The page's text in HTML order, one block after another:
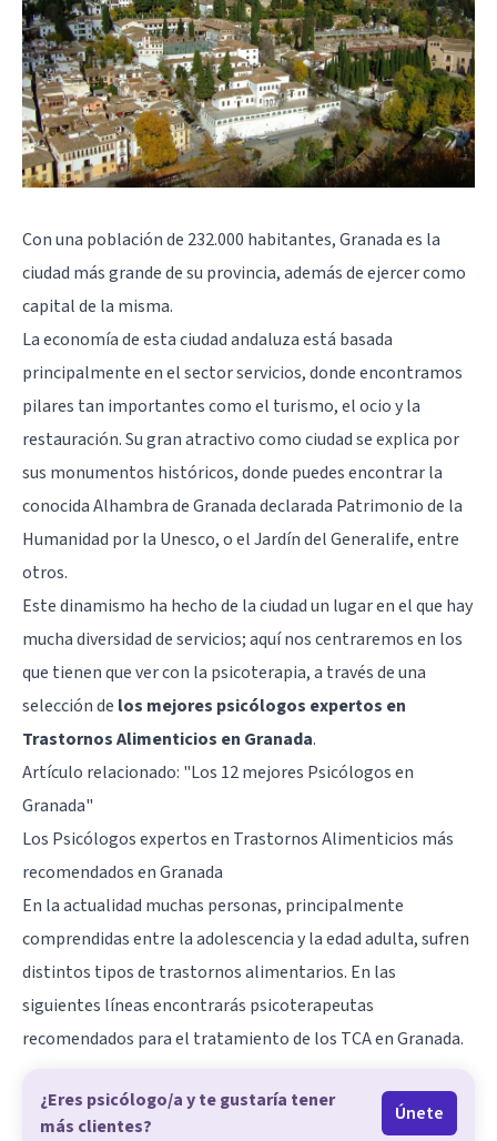
Con una población de 232.000 habitantes, Granada es la
ciudad más grande de su provincia, además de ejercer como
capital de la misma.
La economía de esta ciudad andaluza está basada
principalmente en el sector servicios, donde encontramos
pilares tan importantes como el turismo, el ocio y la
restauración. Su gran atractivo como ciudad se explica por
sus monumentos históricos, donde puedes encontrar la
conocida Alhambra de Granada declarada Patrimonio de la
Humanidad por la Unesco, o el Jardín del Generalife, entre
otros.
Este dinamismo ha hecho de la ciudad un lugar en el que hay
mucha diversidad de servicios; aquí nos centraremos en los
que tienen que ver con la psicoterapia, a través de una
selección de los mejores psicólogos expertos en
Trastornos Alimenticios en Granada.
Artículo relacionado: "Los 12 mejores Psicólogos en
Granada"
Los Psicólogos expertos en Trastornos Alimenticios más
recomendados en Granada
En la actualidad muchas personas, principalmente
comprendidas entre la adolescencia y la edad adulta, sufren
distintos tipos de trastornos alimentarios. En las
siguientes líneas encontrarás psicoterapeutas
recomendados para el tratamiento de los TCA en Granada.
¿Eres psicólogo/a y te gustaría tener
más clientes?
Únete